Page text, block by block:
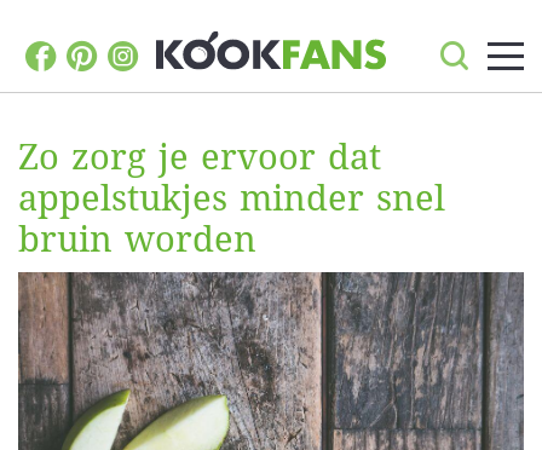
Zo zorg je ervoor dat
appelstukjes minder snel
bruin worden